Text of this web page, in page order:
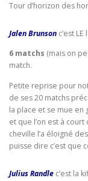
Tour d’horizon des
Jalen Brunson c’est
6 matchs (mais on
match.
Petite reprise pour
de ses 20 matchs
la place et se mue en
et que l’on est à
cheville l’a éloigné
puisse dire c’est que
Julius Randle c’est la